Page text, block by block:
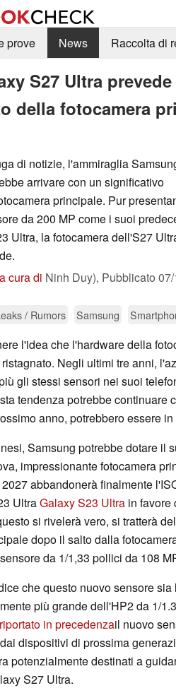
prove
News Raccolta di
S27 Ultra
della fotocamera
di notizie, l'ammiraglia
arrivare con un significativo
principale. Pur
da 200 MP come i suoi
Ultra, la fotocamera dell'S27
cura di Ninh Duy), Pubblicato
/ Rumors Samsung
l'idea che l'hardware della
Negli ultimi tre anni,
gli stessi sensori nei suoi
tendenza potrebbe continuare
anno, potrebbero essere
Samsung potrebbe dotare il
impressionante fotocamera
abbandonerà finalmente
UltraGalaxy S23 Ultra in favore
si rivelerà vero, si tratterà
dopo il salto dalla
da 1/1,33 pollici da 108
che questo nuovo sensore
più grande dell'HP2 da 1/
in precedenzail nuovo
dispositivi di prossima
potenzialmente destinati a
S27 Ultra.